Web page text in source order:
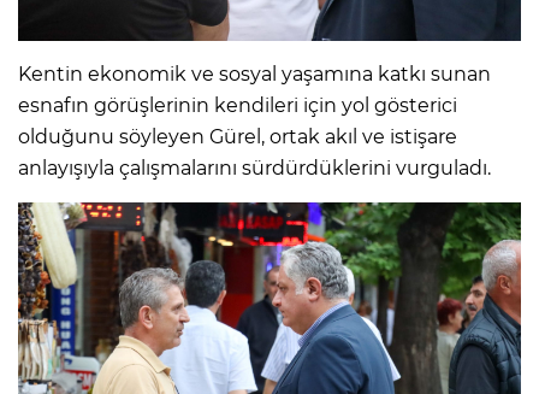
Kentin ekonomik ve sosyal yaşamına katkı sunan
esnafın görüşlerinin kendileri için yol gösterici
olduğunu söyleyen Gürel, ortak akıl ve istişare
anlayışıyla çalışmalarını sürdürdüklerini vurguladı.